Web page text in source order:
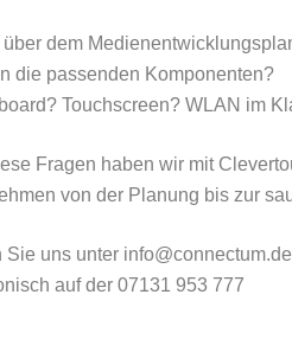
dem
die passenden Komponenten?
Touchscreen? WLAN im
Fragen haben wir mit
von der Planung bis zur
Sie uns unter info@connectum.de
auf der 07131 953 777